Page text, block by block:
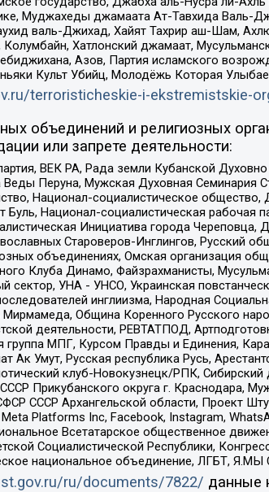
Муджахеды джамаата Ат-Тавхида Валь-
валь-Джихад, Хайят Тахрир аш-Шам,
Хатлонский джамаат,
Азов, Партия исламского
Культ Убийц, Молодёжь Которая
terroristicheskie-i-ekstremistskie-
объединений и религиозных
или запрете деятельности:
ВЕК РА, Рада земли Кубанской
Перуна, Мужская Духовная Семинария
Национал-социалистическое
Национал-социалистическая рабочая
Инициатива города
Староверов-Инглингов, Русский
объединениях, Омская организация
Клуба Динамо, Файзрахманисты,
сектор, УНА - УНСО, Украинская
инглиизма, Народная
Община Коренного Русского
деятельности, РЕВТАТПОД,
МПГ, Курсом Правды и Единения,
Ак Умут, Русская республика Русь,
клуб-Новокузнецк/РПК,
Прикубанского округа г. Краснодара,
СССР Архангельской области, Проект
Platforms Inc, Facebook, Instagram,
Всетатарское общественное
Социалистической Республики,
национальное объединение, ЛГБТ, Я.МЫ
ru/documents/7822/ данные